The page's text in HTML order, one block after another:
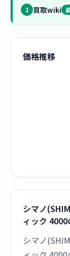
1 買取wiki
価格推移
シマノ
ィック
シマノ